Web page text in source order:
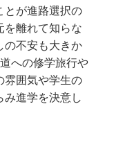
とが進路選択の
を離れて知らな
の不安も大きか
への修学旅行や
雰囲気や学生の
み進学を決意し